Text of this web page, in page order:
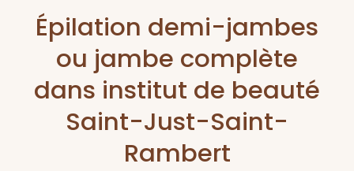
Épilation demi-jambes
ou jambe complète
dans institut de beauté
Saint-Just-Saint-
Rambert